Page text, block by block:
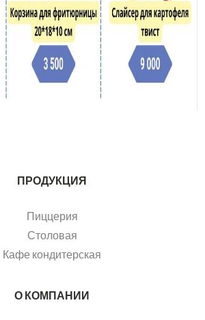
ПРОДУКЦИЯ
Пиццерия
Столовая
Кафе кондитерская
О КОМПАНИИ